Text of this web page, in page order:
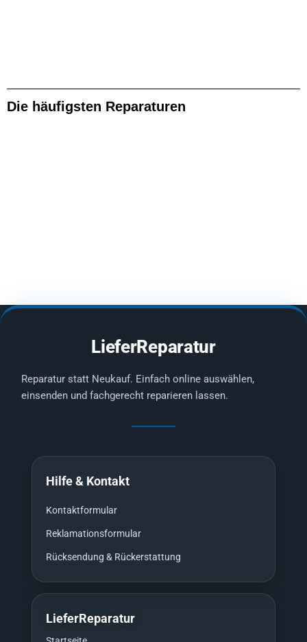
Die häufigsten Reparaturen
LieferReparatur
Reparatur statt Neukauf. Einfach online auswählen,
einsenden und fachgerecht reparieren lassen.
Hilfe & Kontakt
Kontaktformular
Reklamationsformular
Rücksendung & Rückerstattung
LieferReparatur